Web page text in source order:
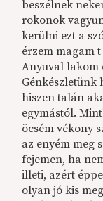
beszélnek
rokonok
kerülni ezt a
érzem magam
Anyuval lakom
Génkészletünk
hiszen talán
egymástól.
öcsém vékony
az enyém meg
fejemen, ha
illeti, azért
olyan jó kis